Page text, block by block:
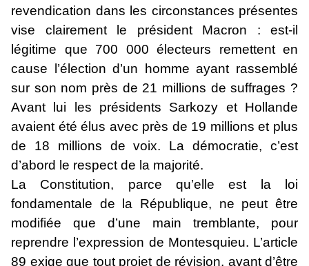
revendication dans les circonstances présentes
vise clairement le président Macron : est-il
légitime que 700 000 électeurs remettent en
cause l’élection d’un homme ayant rassemblé
sur son nom près de 21 millions de suffrages ?
Avant lui les présidents Sarkozy et Hollande
avaient été élus avec près de 19 millions et plus
de 18 millions de voix. La démocratie, c’est
d’abord le respect de la majorité.
La Constitution, parce qu’elle est la loi
fondamentale de la République, ne peut être
modifiée que d’une main tremblante, pour
reprendre l’expression de Montesquieu. L’article
89 exige que tout projet de révision, avant d’être